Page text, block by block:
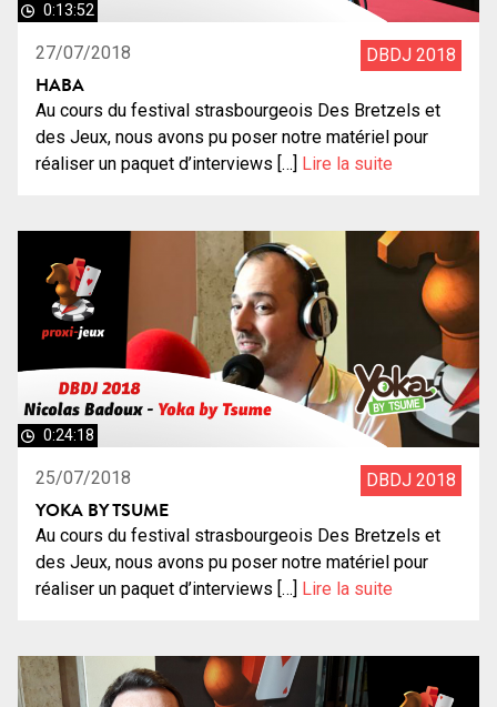
0:13:52
27/07/2018 DBDJ 2018
HABA
Au cours du festival strasbourgeois Des Bretzels et
des Jeux, nous avons pu poser notre matériel pour
réaliser un paquet d’interviews […] Lire la suite
0:24:18
25/07/2018 DBDJ 2018
YOKA BY TSUME
Au cours du festival strasbourgeois Des Bretzels et
des Jeux, nous avons pu poser notre matériel pour
réaliser un paquet d’interviews […] Lire la suite